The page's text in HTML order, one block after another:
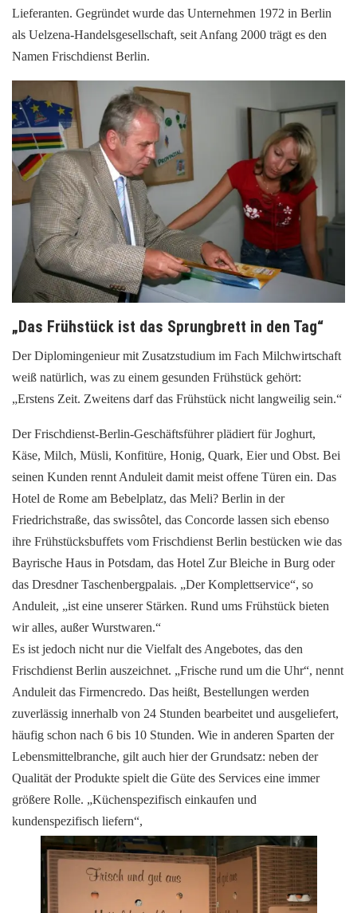
Lieferanten. Gegründet wurde das Unternehmen 1972 in Berlin
als Uelzena-Handelsgesellschaft, seit Anfang 2000 trägt es den
Namen Frischdienst Berlin.
„Das Frühstück ist das Sprungbrett in den Tag“
Der Diplomingenieur mit Zusatzstudium im Fach Milchwirtschaft
weiß natürlich, was zu einem gesunden Frühstück gehört:
„Erstens Zeit. Zweitens darf das Frühstück nicht langweilig sein.“
Der Frischdienst-Berlin-Geschäftsführer plädiert für Joghurt,
Käse, Milch, Müsli, Konfitüre, Honig, Quark, Eier und Obst. Bei
seinen Kunden rennt Anduleit damit meist offene Türen ein. Das
Hotel de Rome am Bebelplatz, das Meli? Berlin in der
Friedrichstraße, das swissôtel, das Concorde lassen sich ebenso
ihre Frühstücksbuffets vom Frischdienst Berlin bestücken wie das
Bayrische Haus in Potsdam, das Hotel Zur Bleiche in Burg oder
das Dresdner Taschenbergpalais. „Der Komplettservice“, so
Anduleit, „ist eine unserer Stärken. Rund ums Frühstück bieten
wir alles, außer Wurstwaren.“
Es ist jedoch nicht nur die Vielfalt des Angebotes, das den
Frischdienst Berlin auszeichnet. „Frische rund um die Uhr“, nennt
Anduleit das Firmencredo. Das heißt, Bestellungen werden
zuverlässig innerhalb von 24 Stunden bearbeitet und ausgeliefert,
häufig schon nach 6 bis 10 Stunden. Wie in anderen Sparten der
Lebensmittelbranche, gilt auch hier der Grundsatz: neben der
Qualität der Produkte spielt die Güte des Services eine immer
größere Rolle. „Küchenspezifisch einkaufen und
kundenspezifisch liefern“,